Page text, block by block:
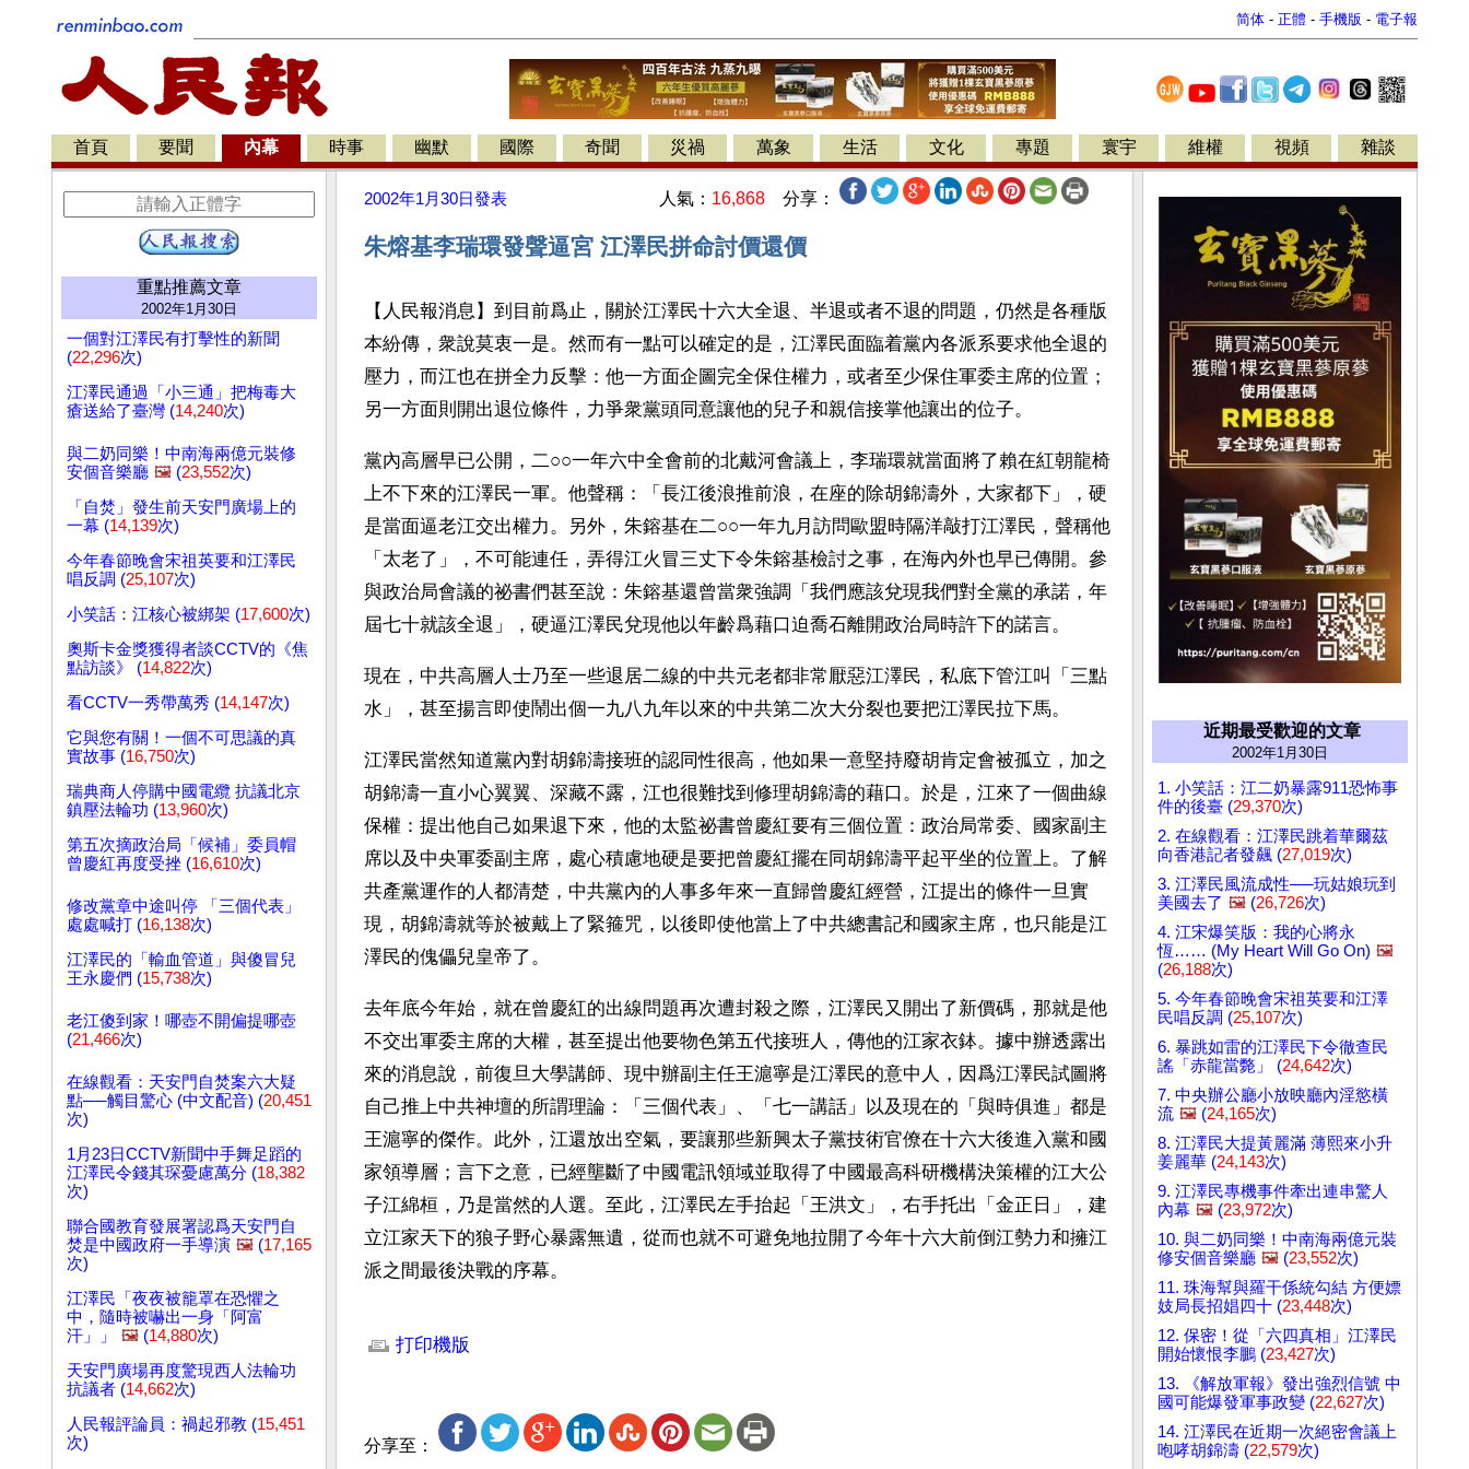
简体 - 正體 - 手機版 - 電子報
首頁 要聞 內幕 時事 幽默 國際 奇聞 災禍 萬象 生活 文化 專題 寰宇 維權 視頻 雜談
重點推薦文章
2002年1月30日
一個對江澤民有打擊性的新聞
(22,296次)
江澤民通過「小三通」把梅毒大
瘡送給了臺灣 (14,240次)
與二奶同樂！中南海兩億元裝修
安個音樂廳 🖼️ (23,552次)
「自焚」發生前天安門廣場上的
一幕 (14,139次)
今年春節晚會宋祖英要和江澤民
唱反調 (25,107次)
小笑話：江核心被綁架 (17,600次)
奧斯卡金獎獲得者談CCTV的《焦
點訪談》 (14,822次)
看CCTV一秀帶萬秀 (14,147次)
它與您有關！一個不可思議的真
實故事 (16,750次)
瑞典商人停購中國電纜 抗議北京
鎮壓法輪功 (13,960次)
第五次摘政治局「候補」委員帽
曾慶紅再度受挫 (16,610次)
修改黨章中途叫停 「三個代表」
處處喊打 (16,138次)
江澤民的「輸血管道」與傻冒兒
王永慶們 (15,738次)
老江傻到家！哪壺不開偏提哪壺
(21,466次)
在線觀看：天安門自焚案六大疑
點──觸目驚心 (中文配音) (20,451
次)
1月23日CCTV新聞中手舞足蹈的
江澤民令錢其琛憂慮萬分 (18,382
次)
聯合國教育發展署認爲天安門自
焚是中國政府一手導演 🖼️ (17,165
次)
江澤民「夜夜被籠罩在恐懼之
中，隨時被嚇出一身「阿富
汗」」
🖼️ (14,880次)
天安門廣場再度驚現西人法輪功
抗議者 (14,662次)
人民報評論員：禍起邪教 (15,451
次)
2002年1月30日發表 人氣： 16,868 分享：
朱熔基李瑞環發聲逼宮 江澤民拼命討價還價
【人民報消息】到目前爲止，關於江澤民十六大全退、半退或者不退的問題，仍然是各種版
本紛傳，衆說莫衷一是。然而有一點可以確定的是，江澤民面臨着黨內各派系要求他全退的
壓力，而江也在拼全力反擊：他一方面企圖完全保住權力，或者至少保住軍委主席的位置；
另一方面則開出退位條件，力爭衆黨頭同意讓他的兒子和親信接掌他讓出的位子。
黨內高層早已公開，二○○一年六中全會前的北戴河會議上，李瑞環就當面將了賴在紅朝龍椅
上不下來的江澤民一軍。他聲稱：「長江後浪推前浪，在座的除胡錦濤外，大家都下」，硬
是當面逼老江交出權力。另外，朱鎔基在二○○一年九月訪問歐盟時隔洋敲打江澤民，聲稱他
「太老了」，不可能連任，弄得江火冒三丈下令朱鎔基檢討之事，在海內外也早已傳開。參
與政治局會議的祕書們甚至說：朱鎔基還曾當衆強調「我們應該兌現我們對全黨的承諾，年
屆七十就該全退」，硬逼江澤民兌現他以年齡爲藉口迫喬石離開政治局時許下的諾言。
現在，中共高層人士乃至一些退居二線的中共元老都非常厭惡江澤民，私底下管江叫「三點
水」，甚至揚言即使鬧出個一九八九年以來的中共第二次大分裂也要把江澤民拉下馬。
江澤民當然知道黨內對胡錦濤接班的認同性很高，他如果一意堅持廢胡肯定會被孤立，加之
胡錦濤一直小心翼翼、深藏不露，江也很難找到修理胡錦濤的藉口。於是，江來了一個曲線
保權：提出他自己如果退下來，他的太監祕書曾慶紅要有三個位置：政治局常委、國家副主
席以及中央軍委副主席，處心積慮地硬是要把曾慶紅擺在同胡錦濤平起平坐的位置上。了解
共產黨運作的人都清楚，中共黨內的人事多年來一直歸曾慶紅經營，江提出的條件一旦實
現，胡錦濤就等於被戴上了緊箍咒，以後即使他當上了中共總書記和國家主席，也只能是江
澤民的傀儡兒皇帝了。
去年底今年始，就在曾慶紅的出線問題再次遭封殺之際，江澤民又開出了新價碼，那就是他
不交出軍委主席的大權，甚至提出他要物色第五代接班人，傳他的江家衣鉢。據中辦透露出
來的消息說，前復旦大學講師、現中辦副主任王滬寧是江澤民的意中人，因爲江澤民試圖將
自己推上中共神壇的所謂理論：「三個代表」、「七一講話」以及現在的「與時俱進」都是
王滬寧的傑作。此外，江還放出空氣，要讓那些新興太子黨技術官僚在十六大後進入黨和國
家領導層；言下之意，已經壟斷了中國電訊領域並取得了中國最高科研機構決策權的江大公
子江綿桓，乃是當然的人選。至此，江澤民左手抬起「王洪文」，右手托出「金正日」，建
立江家天下的狼子野心暴露無遺，從而也就不可避免地拉開了今年十六大前倒江勢力和擁江
派之間最後決戰的序幕。
打印機版
分享至：
近期最受歡迎的文章
2002年1月30日
1. 小笑話：江二奶暴露911恐怖事
件的後臺 (29,370次)
2. 在線觀看：江澤民跳着華爾茲
向香港記者發飆 (27,019次)
3. 江澤民風流成性──玩姑娘玩到
美國去了 🖼️ (26,726次)
4. 江宋爆笑版：我的心將永
恆…… (My Heart Will Go On) 🖼️
(26,188次)
5. 今年春節晚會宋祖英要和江澤
民唱反調 (25,107次)
6. 暴跳如雷的江澤民下令徹查民
謠「赤龍當斃」 (24,642次)
7. 中央辦公廳小放映廳內淫慾橫
流 🖼️ (24,165次)
8. 江澤民大提黃麗滿 薄熙來小升
姜麗華 (24,143次)
9. 江澤民專機事件牽出連串驚人
內幕 🖼️ (23,972次)
10. 與二奶同樂！中南海兩億元裝
修安個音樂廳 🖼️ (23,552次)
11. 珠海幫與羅干係統勾結 方便嫖
妓局長招娼四十 (23,448次)
12. 保密！從「六四真相」江澤民
開始懷恨李鵬 (23,427次)
13. 《解放軍報》發出強烈信號 中
國可能爆發軍事政變 (22,627次)
14. 江澤民在近期一次絕密會議上
咆哮胡錦濤 (22,579次)